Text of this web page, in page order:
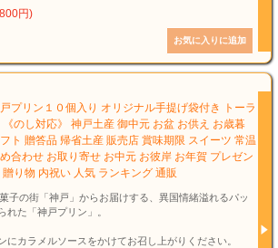
円)
プリン１０個入り オリジナル手提げ袋付き トーラ
《のし対応》 神戸土産 御中元 お盆 お供え お歳暮
ト 贈答品 帰省土産 販売店 賞味期限 スイーツ 常温
合わせ お取り寄せ お中元 お彼岸 お年賀 プレゼン
贈り物 内祝い 人気 ランキング 通販
子の街「神戸」からお届けする、異国情緒溢れるパッ
れた「神戸プリン」。
にカラメルソースをかけてお召し上がりください。